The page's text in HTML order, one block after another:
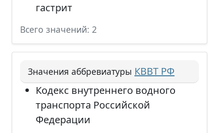
гастрит
Всего значений: 2
Значения аббревиатуры КВВТ РФ
Кодекс внутреннего водного
транспорта Российской
Федерации